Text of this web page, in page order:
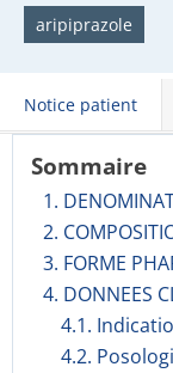
aripiprazole
Notice patient
Sommaire
1.
2.
3. FORME
4. DONNEES
4.1.
4.2.